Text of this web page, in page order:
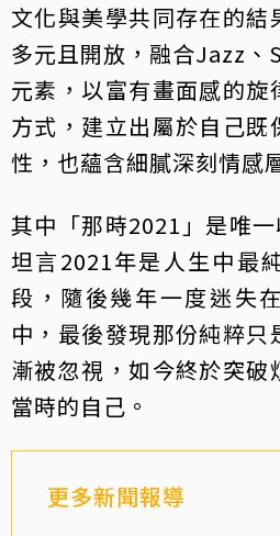
文化與美學共同存在的結
多元且開放，融合Jazz
元素，以富有畫面感的旋
方式，建立出屬於自己既
性，也蘊含細膩深刻情感
其中「那時2021」是唯
坦言2021年是人生中最
段，隨後幾年一度迷失
中，最後發現那份純粹
漸被忽視，如今終於突破
當時的自己。
更多新聞報導